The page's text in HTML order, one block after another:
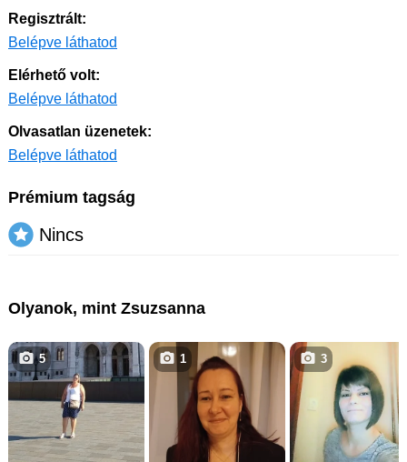
Regisztrált:
Belépve láthatod
Elérhető volt:
Belépve láthatod
Olvasatlan üzenetek:
Belépve láthatod
Prémium tagság
Nincs
Olyanok, mint Zsuzsanna
5 1 3